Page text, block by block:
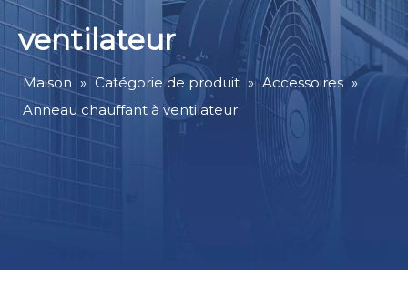
ventilateur
Maison » Catégorie de produit » Accessoires »
Anneau chauffant à ventilateur